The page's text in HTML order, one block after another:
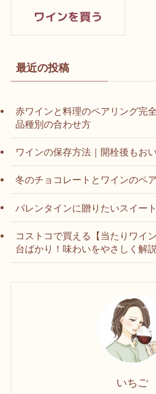
最近の投稿
赤ワインと料理のペアリング完
品種別の合わせ方
ワインの保存方法｜開栓後もお
冬のチョコレートとワインのペ
バレンタインに贈りたいスイー
コストコで買える【当たりワイ
台ばかり！味わいをやさしく解説
いちご